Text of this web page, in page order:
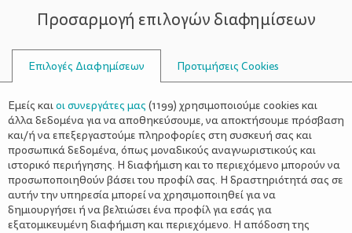
ΣΥΜΒΟΥΛΟΙ
ΚΟΥΡΆΖΕΣΤΕ ΕΎΚΟΛΑ
Προσαρμογή επιλογών διαφημίσεων
Επιλογές Διαφημίσεων Προτιμήσεις Cookies
Εμείς καιοι συνεργάτες μας (1199) χρησιμοποιούμε cookies και
άλλα δεδομένα για να αποθηκεύσουμε, να αποκτήσουμε πρόσβαση
και/ή να επεξεργαστούμε πληροφορίες στη συσκευή σας και
προσωπικά δεδομένα, όπως μοναδικούς αναγνωριστικούς και
ιστορικό περιήγησης. Η διαφήμιση και το περιεχόμενο μπορούν να
προσωποποιηθούν βάσει του προφίλ σας. Η δραστηριότητά σας σε
αυτήν την υπηρεσία μπορεί να χρησιμοποιηθεί για να
δημιουργήσει ή να βελτιώσει ένα προφίλ για εσάς για
εξατομικευμένη διαφήμιση και περιεχόμενο. Η απόδοση της